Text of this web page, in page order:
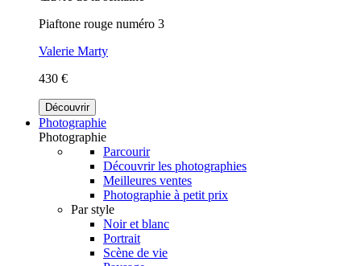
Piaftone rouge numéro 3
Valerie Marty
430 €
Découvrir
Photographie
Photographie
Parcourir
Découvrir les photographies
Meilleures ventes
Photographie à petit prix
Par style
Noir et blanc
Portrait
Scène de vie